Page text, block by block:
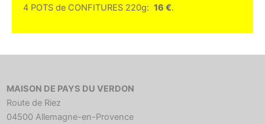
4 POTS de CONFITURES 220g: 16 €.
MAISON DE PAYS DU VERDON
Route de Riez
04500 Allemagne-en-Provence